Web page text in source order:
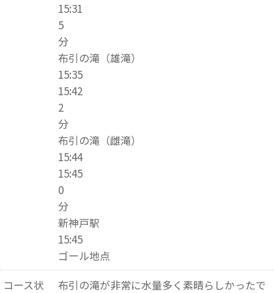
15:31
5
分
布引の滝（雄滝）
15:35
15:42
2
分
布引の滝（雌滝）
15:44
15:45
0
分
新神戸駅
15:45
ゴール地点
コース状
布引の滝が非常に水量多く素晴らしかったで